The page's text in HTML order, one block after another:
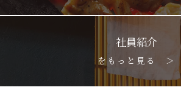
社員紹介
をもっと見る ＞